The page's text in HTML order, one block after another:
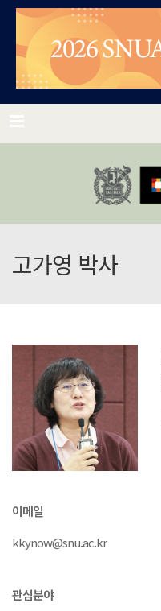
고가영 박사
이메일
kkynow@snu.ac.kr
관심분야